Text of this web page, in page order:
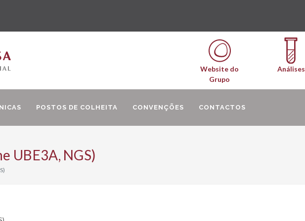
Website do
Grupo
Análises
POSTOS DE COLHEITA CONVENÇÕES CONTACTOS
UBE3A, NGS)